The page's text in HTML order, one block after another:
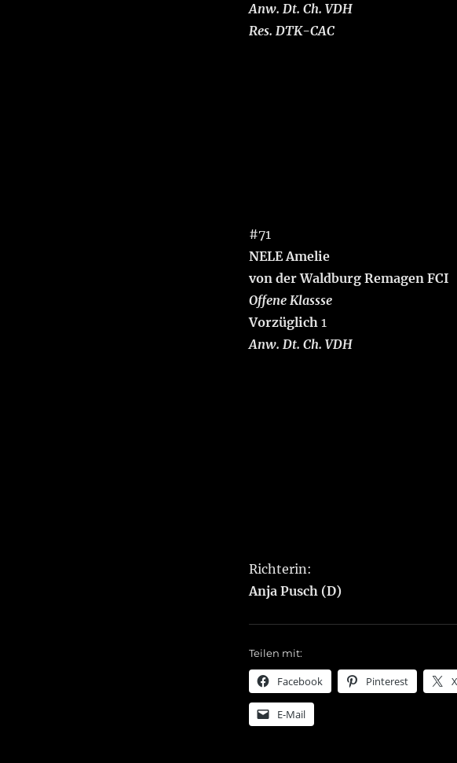
Anw. Dt. Ch. VDH
Res. DTK-CAC
#71
NELE Amelie
von der Waldburg Remagen FCI
Offene Klassse
Vorzüglich 1
Anw. Dt. Ch. VDH
Richterin:
Anja Pusch (D)
Teilen mit:
Facebook Pinterest X
E-Mail